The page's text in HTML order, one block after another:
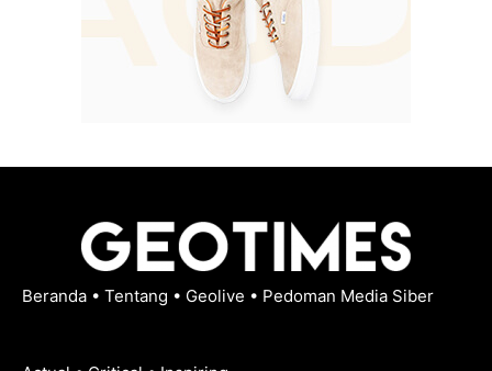
Beranda • Tentang • Geolive • Pedoman Media Siber